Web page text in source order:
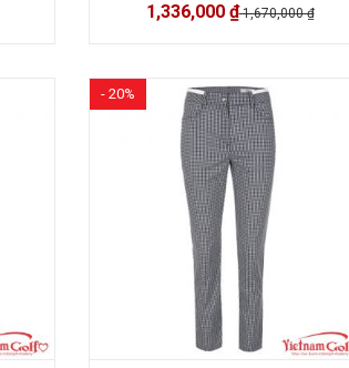
1,336,000 ₫1,670,000 ₫
- 20%